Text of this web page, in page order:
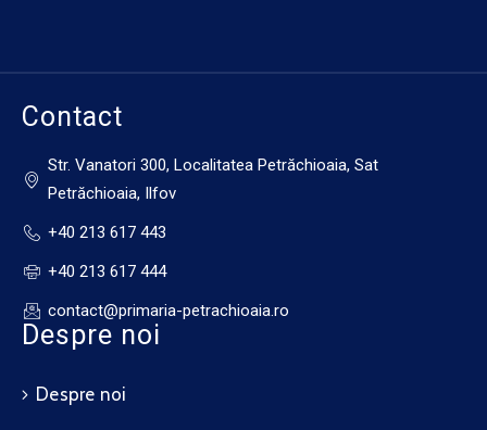
Contact
Str. Vanatori 300, Localitatea Petrăchioaia, Sat
Petrăchioaia, Ilfov
+40 213 617 443
+40 213 617 444
contact@primaria-petrachioaia.ro
Despre noi
Despre noi